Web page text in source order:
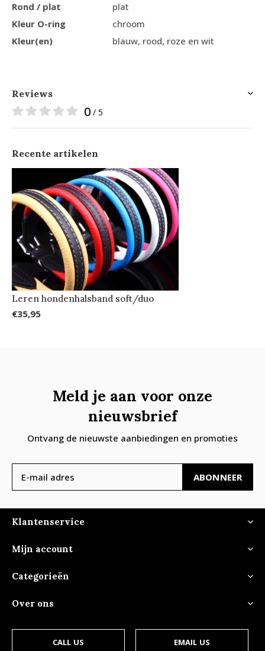
Rond / plat
plat
Kleur O-ring
chroom
Kleur(en)
blauw, rood, roze en wit
Reviews
0 / 5
Recente artikelen
Leren hondenhalsband soft/duo
€35,95
Meld je aan voor onze
nieuwsbrief
Ontvang de nieuwste aanbiedingen en promoties
ABONNEER
Klantenservice
Mijn account
Categorieën
Over ons
CALL US EMAIL US